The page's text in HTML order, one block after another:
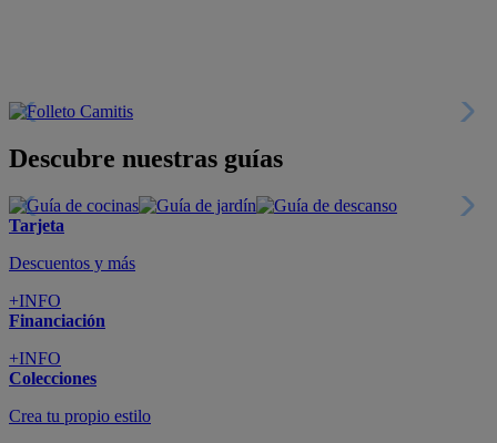
Descubre nuestras guías
Tarjeta
Descuentos y más
+INFO
Financiación
+INFO
Colecciones
Crea tu propio estilo